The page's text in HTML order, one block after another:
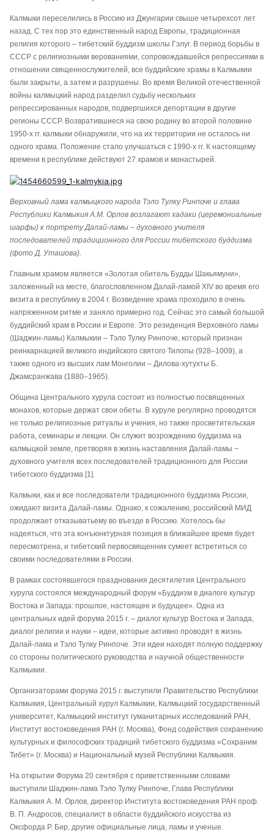
Калмыки переселились в Россию из Джунгарии свыше четырехсот лет
назад. С тех пор это единственный народ Европы, традиционная
религия которого – тибетский буддизм школы Гэлуг. В период борьбы в
СССР с религиозными верованиями, сопровождавшейся репрессиями в
отношении священнослужителей, все буддийские храмы в Калмыкии
были закрыты, а затем и разрушены. Во время Великой отечественной
войны калмыцкий народ разделил судьбу нескольких
репрессированных народов, подвергшихся депортации в другие
регионы СССР. Возвратившиеся на свою родину во второй половине
1950-х гг. калмыки обнаружили, что на их территории не осталось ни
одного храма. Положение стало улучшаться с 1990-х гг. К настоящему
времени в республике действуют 27 храмов и монастырей.
Верховный лама калмыцкого народа Тэло Тулку Ринпоче и глава
Республики Калмыкия А.М. Орлов возлагают хадаки (церемониальные
шарфы) к портрету Далай-ламы – духовного учителя
последователей традиционного для России тибетского буддизма
(фото Д. Уташова).
Главным храмом является «Золотая обитель Будды Шакьямуни»,
заложенный на месте, благословленном Далай-ламой XIV во время его
визита в республику в 2004 г. Возведение храма проходило в очень
напряженном ритме и заняло примерно год. Сейчас это самый большой
буддийский храм в России и Европе. Это резиденция Верховного ламы
(Шаджин-ламы) Калмыкии – Тэло Тулку Ринпоче, который признан
реинкарнацией великого индийского святого Тилопы (928–1009), а
также одного из высших лам Монголии – Дилова-хутухты Б.
Джамсранжава (1880–1965).
Община Центрального хурула состоит из полностью посвященных
монахов, которые держат свои обеты. В хуруле регулярно проводятся
не только религиозные ритуалы и учения, но также просветительская
работа, семинары и лекции. Он служит возрождению буддизма на
калмыцкой земле, претворяя в жизнь наставления Далай-ламы −
духовного учителя всех последователей традиционного для России
тибетского буддизма [1].
Калмыки, как и все последователи традиционного буддизма России,
ожидают визита Далай-ламы. Однако, к сожалению, российский МИД
продолжает отказыватьему во въезде в Россию. Хотелось бы
надеяться, что эта конъюнктурная позиция в ближайшее время будет
пересмотрена, и тибетский первосвященник сумеет встретиться со
своими последователями в России.
В рамках состоявшегося празднования десятилетия Центрального
хурула состоялся международный форум «Буддизм в диалоге культур
Востока и Запада: прошлое, настоящее и будущее». Одна из
центральных идей форума 2015 г. – диалог культур Востока и Запада,
диалог религии и науки – идеи, которые активно проводят в жизнь
Далай-лама и Тэло Тулку Ринпоче. Эти идеи находят полную поддержку
со стороны политического руководства и научной общественности
Калмыкии.
Организаторами форума 2015 г. выступили Правительство Республики
Калмыкия, Центральный хурул Калмыкии, Калмыцкий государственный
университет, Калмыцкий институт гуманитарных исследований РАН,
Институт востоковедения РАН (г. Москва), Фонд содействия сохранению
культурных и философских традиций тибетского буддизма «Сохраним
Тибет» (г. Москва) и Национальный музей Республики Калмыкия.
На открытии Форума 20 сентября с приветственными словами
выступили Шаджин-лама Тэло Тулку Ринпоче, Глава Республики
Калмыкия А. М. Орлов, директор Института востоковедения РАН проф.
В. П. Андросов, специалист в области буддийского искусства из
Оксфорда Р. Бир, другие официальные лица, ламы и ученые.